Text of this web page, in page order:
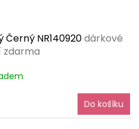
NR140920dárkové
zdarma
Do košíku